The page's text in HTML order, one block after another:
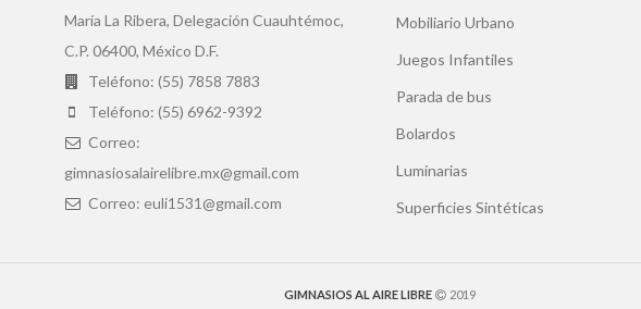
María La Ribera, Delegación Cuauhtémoc,
C.P. 06400, México D.F.
Teléfono: (55) 7858 7883
Teléfono: (55) 6962-9392
Correo:
gimnasiosalairelibre.mx@gmail.com
Correo: euli1531@gmail.com
Mobiliario Urbano
Juegos Infantiles
Parada de bus
Bolardos
Luminarias
Superficies Sintéticas
GIMNASIOS AL AIRE LIBRE 2019